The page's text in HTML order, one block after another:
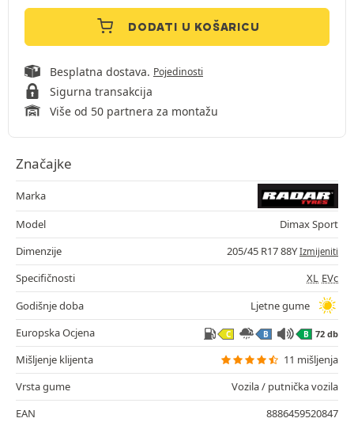
DODATI U KOŠARICU
Besplatna dostava. Pojedinosti
Sigurna transakcija
Više od 50 partnera za montažu
Značajke
Marka
Model
Dimax Sport
Dimenzije
205/45 R17 88Y Izmijeniti
Specifičnosti XL EVc
Godišnje doba
Ljetne gume
Europska Ocjena
C B B 72 db
Mišljenje klijenta
11 mišljenja
Vrsta gume
Vozila / putnička vozila
EAN
8886459520847